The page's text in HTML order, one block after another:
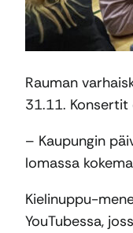
Rauman
31.11.
– Kaupungin
lomassa
Kielinuppu-
YouTubessa,